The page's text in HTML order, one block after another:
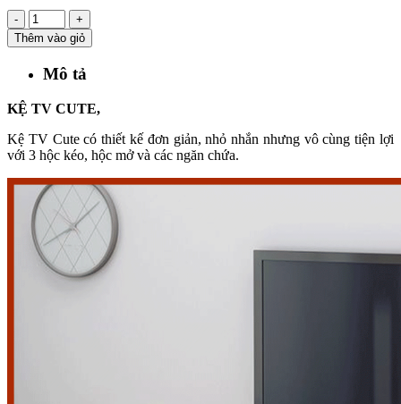
-
+
Thêm vào giỏ
Mô tả
KỆ TV CUTE,
Kệ TV Cute có thiết kế đơn giản, nhỏ nhắn nhưng vô cùng tiện lợi
với 3 hộc kéo, hộc mở và các ngăn chứa.